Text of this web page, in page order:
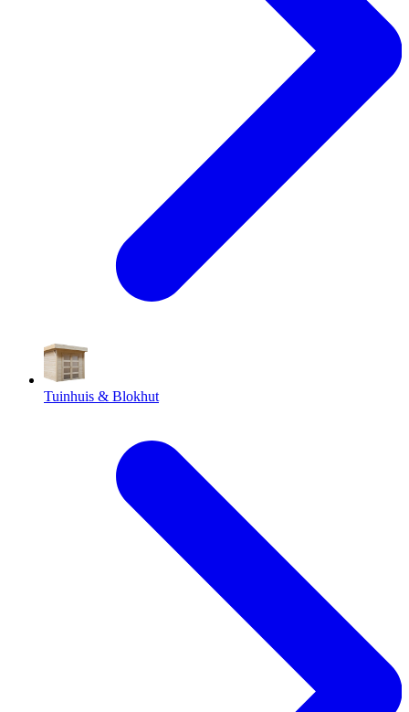
Tuinhuis & Blokhut